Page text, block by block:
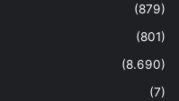
(879)
(801)
(8.690)
(7)